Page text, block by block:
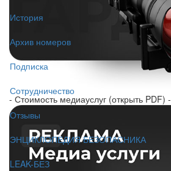
История
Архив номеров
Подписка
Сотрудничество
Отзывы
ЭНЦИКЛОПЕДИЯ БЕЗОПАСНИКА
LEAK-БЕЗ
- Стоимость медиауслуг (открыть PDF) -